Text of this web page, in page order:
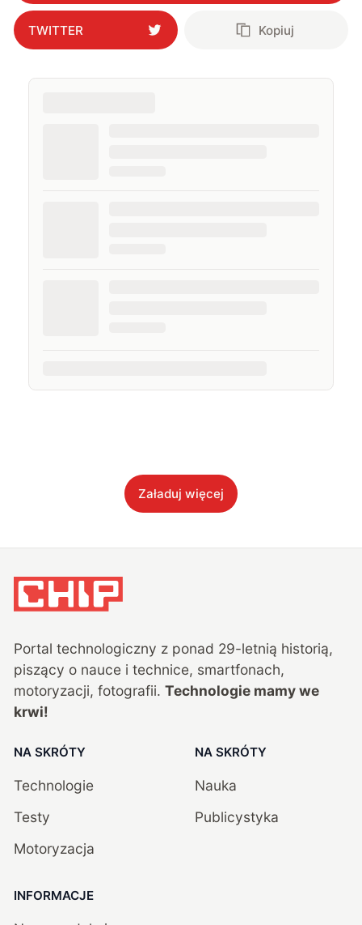
TWITTER Kopiuj
Załaduj więcej
Portal technologiczny z ponad 29-letnią historią,
piszący o nauce i technice, smartfonach,
motoryzacji, fotografii. Technologie mamy we
krwi!
NA SKRÓTY
Technologie
Testy
Motoryzacja
NA SKRÓTY
Nauka
Publicystyka
INFORMACJE